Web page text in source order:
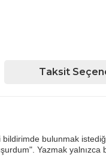
Taksit
bulunmak
Yazmak yalnızca